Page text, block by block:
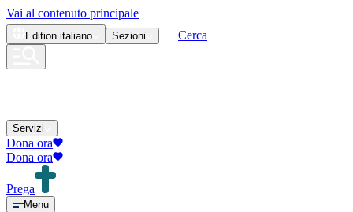
Vai al contenuto principale
Edition italiano Sezioni Cerca
Servizi
Dona ora
Dona ora
Prega
Menu